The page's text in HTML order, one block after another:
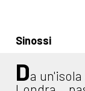
Sinossi
Da